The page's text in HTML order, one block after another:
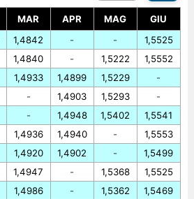
MAR APR MAG
GIU
1,4842
1,4840
1,4933
-
-
1,4936
1,4920
1,4947
1,4986
-
-
1,4899
1,4903
1,4948
1,4940
1,4902
-
-
-
1,5222
1,5229
1,5293
1,5402
-
-
1,5368
1,5362
1,5525
1,5552
-
-
1,5541
1,5553
1,5499
1,5525
1,5469